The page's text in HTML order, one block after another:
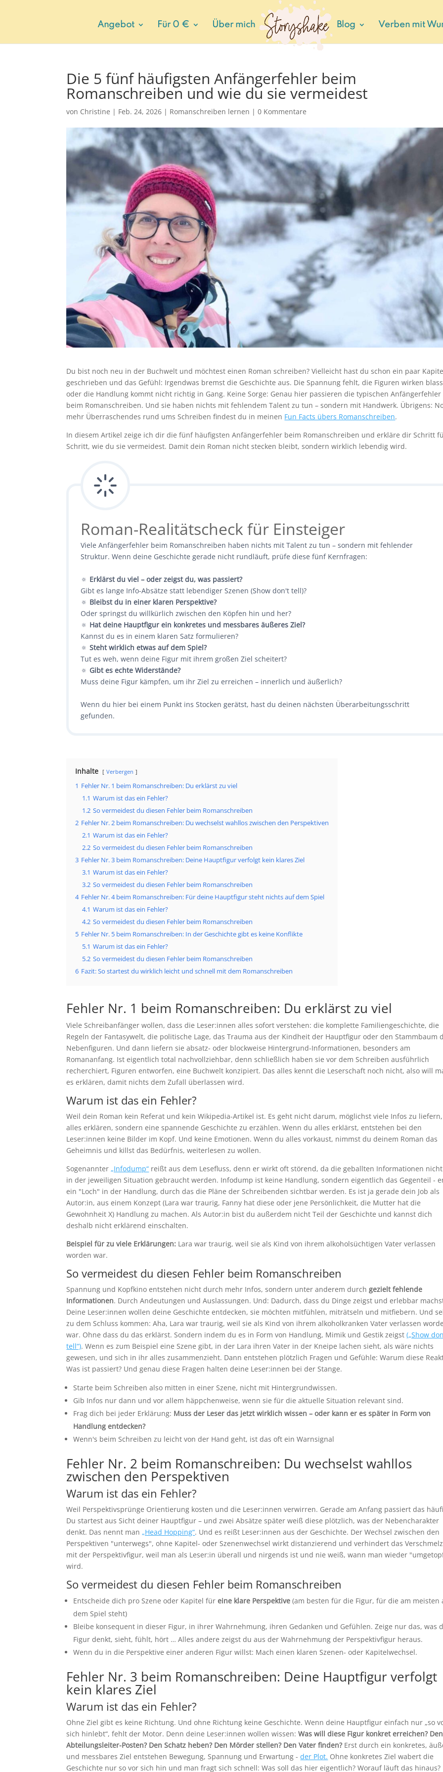
Angebot Für 0 € Über mich Blog Verben mit
Die 5 fünf häufigsten Anfängerfehler beim
Romanschreiben und wie du sie vermeidest
von Christine | Feb. 24, 2026 | Romanschreiben lernen |0 Kommentare
Du bist noch neu in der Buchwelt und möchtest einen Roman schreiben? Vielleicht hast du schon ein paar
geschrieben und das Gefühl: Irgendwas bremst die Geschichte aus. Die Spannung fehlt, die Figuren wirken blass
oder die Handlung kommt nicht richtig in Gang. Keine Sorge: Genau hier passieren die typischen Anfängerfehler
beim Romanschreiben. Und sie haben nichts mit fehlendem Talent zu tun – sondern mit Handwerk. Übrigens:
mehr Überraschendes rund ums Schreiben findest du in meinen Fun Facts übers Romanschreiben.
In diesem Artikel zeige ich dir die fünf häufigsten Anfängerfehler beim Romanschreiben und erkläre dir Schritt
Schritt, wie du sie vermeidest. Damit dein Roman nicht stecken bleibt, sondern wirklich lebendig wird.
Roman-Realitätscheck für Einsteiger
Viele Anfängerfehler beim Romanschreiben haben nichts mit Talent zu tun – sondern mit fehlender
Struktur. Wenn deine Geschichte gerade nicht rundläuft, prüfe diese fünf Kernfragen:
🔅 Erklärst du viel – oder zeigst du, was passiert?
Gibt es lange Info-Absätze statt lebendiger Szenen (Show don't tell)?
🔅 Bleibst du in einer klaren Perspektive?
Oder springst du willkürlich zwischen den Köpfen hin und her?
🔅 Hat deine Hauptfigur ein konkretes und messbares äußeres Ziel?
Kannst du es in einem klaren Satz formulieren?
🔅Steht wirklich etwas auf dem Spiel?
Tut es weh, wenn deine Figur mit ihrem großen Ziel scheitert?
🔅 Gibt es echte Widerstände?
Muss deine Figur kämpfen, um ihr Ziel zu erreichen – innerlich und äußerlich?
Wenn du hier bei einem Punkt ins Stocken gerätst, hast du deinen nächsten Überarbeitungsschritt
gefunden.
Inhalte Verbergen
1 Fehler Nr. 1 beim Romanschreiben: Du erklärst zu viel
1.1 Warum ist das ein Fehler?
1.2 So vermeidest du diesen Fehler beim Romanschreiben
2 Fehler Nr. 2 beim Romanschreiben: Du wechselst wahllos zwischen den Perspektiven
2.1 Warum ist das ein Fehler?
2.2 So vermeidest du diesen Fehler beim Romanschreiben
3 Fehler Nr. 3 beim Romanschreiben: Deine Hauptfigur verfolgt kein klares Ziel
3.1 Warum ist das ein Fehler?
3.2 So vermeidest du diesen Fehler beim Romanschreiben
4 Fehler Nr. 4 beim Romanschreiben: Für deine Hauptfigur steht nichts auf dem Spiel
4.1 Warum ist das ein Fehler?
4.2 So vermeidest du diesen Fehler beim Romanschreiben
5 Fehler Nr. 5 beim Romanschreiben: In der Geschichte gibt es keine Konflikte
5.1 Warum ist das ein Fehler?
5.2 So vermeidest du diesen Fehler beim Romanschreiben
6 Fazit: So startest du wirklich leicht und schnell mit dem Romanschreiben
Fehler Nr. 1 beim Romanschreiben: Du erklärst zu viel
Viele Schreibanfänger wollen, dass die Leser:innen alles sofort verstehen: die komplette Familiengeschichte, die
Regeln der Fantasywelt, die politische Lage, das Trauma aus der Kindheit der Hauptfigur oder den Stammbaum
Nebenfiguren. Und dann liefern sie absatz- oder blockweise Hintergrund-Informationen, besonders am
Romananfang. Ist eigentlich total nachvollziehbar, denn schließlich haben sie vor dem Schreiben ausführlich
recherchiert, Figuren entworfen, eine Buchwelt konzipiert. Das alles kennt die Leserschaft noch nicht, also will
es erklären, damit nichts dem Zufall überlassen wird.
Warum ist das ein Fehler?
Weil dein Roman kein Referat und kein Wikipedia-Artikel ist. Es geht nicht darum, möglichst viele Infos zu
alles erklären, sondern eine spannende Geschichte zu erzählen. Wenn du alles erklärst, entstehen bei den
Leser:innen keine Bilder im Kopf. Und keine Emotionen. Wenn du alles vorkaust, nimmst du deinem Roman das
Geheimnis und killst das Bedürfnis, weiterlesen zu wollen.
Sogenannter„Infodump“ reißt aus dem Lesefluss, denn er wirkt oft störend, da die geballten Informationen
in der jeweiligen Situation gebraucht werden. Infodump ist keine Handlung, sondern eigentlich das Gegenteil -
ein "Loch" in der Handlung, durch das die Pläne der Schreibenden sichtbar werden. Es ist ja gerade dein Job als
Autor:in, aus einem Konzept (Lara war traurig, Fanny hat diese oder jene Persönlichkeit, die Mutter hat die
Gewohnheit X) Handlung zu machen. Als Autor:in bist du außerdem nicht Teil der Geschichte und kannst dich
deshalb nicht erklärend einschalten.
Beispiel für zu viele Erklärungen: Lara war traurig, weil sie als Kind von ihrem alkoholsüchtigen Vater verlassen
worden war.
So vermeidest du diesen Fehler beim Romanschreiben
Spannung und Kopfkino entstehen nicht durch mehr Infos, sondern unter anderem durchgezielt fehlende
Informationen. Durch Andeutungen und Auslassungen. Und: Dadurch, dass du Dinge zeigst und erlebbar
Deine Leser:innen wollen deine Geschichte entdecken, sie möchten mitfühlen, miträtseln und mitfiebern. Und
zu dem Schluss kommen: Aha, Lara war traurig, weil sie als Kind von ihrem alkoholkranken Vater verlassen
war. Ohne dass du das erklärst. Sondern indem du es in Form von Handlung, Mimik und Gestik zeigst(„Show
tell“). Wenn es zum Beispiel eine Szene gibt, in der Lara ihren Vater in der Kneipe lachen sieht, als wäre nichts
gewesen, und sich in ihr alles zusammenzieht. Dann entstehen plötzlich Fragen und Gefühle: Warum diese
Was ist passiert? Und genau diese Fragen halten deine Leser:innen bei der Stange.
Starte beim Schreiben also mitten in einer Szene, nicht mit Hintergrundwissen.
Gib Infos nur dann und vor allem häppchenweise, wenn sie für die aktuelle Situation relevant sind.
Frag dich bei jeder Erklärung: Muss der Leser das jetzt wirklich wissen – oder kann er es später in Form von
Handlung entdecken?
Wenn's beim Schreiben zu leicht von der Hand geht, ist das oft ein Warnsignal
Fehler Nr. 2 beim Romanschreiben: Du wechselst wahllos
zwischen den Perspektiven
Warum ist das ein Fehler?
Weil Perspektivsprünge Orientierung kosten und die Leser:innen verwirren. Gerade am Anfang passiert das
Du startest aus Sicht deiner Hauptfigur – und zwei Absätze später weiß diese plötzlich, was der Nebencharakter
denkt. Das nennt man„Head Hopping“. Und es reißt Leser:innen aus der Geschichte. Der Wechsel zwischen den
Perspektiven "unterwegs", ohne Kapitel- oder Szenenwechsel wirkt distanzierend und verhindert das
mit der Perspektivfigur, weil man als Leser:in überall und nirgends ist und nie weiß, wann man wieder
wird.
So vermeidest du diesen Fehler beim Romanschreiben
Entscheide dich pro Szene oder Kapitel füreine klare Perspektive (am besten für die Figur, für die am meisten
dem Spiel steht)
Bleibe konsequent in dieser Figur, in ihrer Wahrnehmung, ihren Gedanken und Gefühlen. Zeige nur das, was
Figur denkt, sieht, fühlt, hört … Alles andere zeigst du aus der Wahrnehmung der Perspektivfigur heraus.
Wenn du in die Perspektive einer anderen Figur willst: Mach einen klaren Szenen- oder Kapitelwechsel.
Fehler Nr. 3 beim Romanschreiben: Deine Hauptfigur verfolgt
kein klares Ziel
Warum ist das ein Fehler?
Ohne Ziel gibt es keine Richtung. Und ohne Richtung keine Geschichte. Wenn deine Hauptfigur einfach nur „so
sich hinlebt“, fehlt der Motor. Denn deine Leser:innen wollen wissen:Was will diese Figur konkret erreichen? Den
Abteilungsleiter-Posten? Den Schatz heben? Den Mörder stellen? Den Vater finden? Erst durch ein konkretes,
und messbares Ziel entstehen Bewegung, Spannung und Erwartung -der Plot. Ohne konkretes Ziel wabert die
Geschichte nur so vor sich hin und man fragt sich schnell: Was soll das hier eigentlich? Worauf läuft das hinaus?